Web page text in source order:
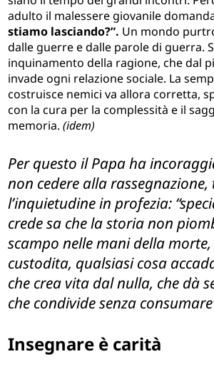
adulto il malessere giovanile
stiamo lasciando?”. Un mondo
dalle guerre e dalle parole di guerra.
inquinamento della ragione, che dal
invade ogni relazione sociale. La
costruisce nemici va allora corretta,
con la cura per la complessità e il
memoria. (idem)
Per questo il Papa ha
non cedere alla
l’inquietudine in profezia:
crede sa che la storia non
scampo nelle mani della
custodita, qualsiasi cosa
che crea vita dal nulla, che dà
che condivide senza
Insegnare è carità